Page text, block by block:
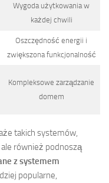
Wygoda użytkowania w
każdej chwili
Oszczędność energii i
zwiększona funkcjonalność
Kompleksowe zarządzanie
domem
takich systemów,
również podnoszą
z systemem
popularne,